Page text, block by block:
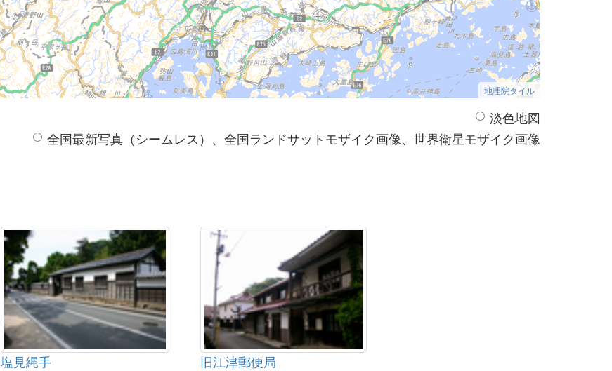
地理院タイル
淡色地図
全国最新写真（シームレス）、全国ランドサットモザイク画像、世界衛星モザイク画像
塩見縄手 旧江津郵便局